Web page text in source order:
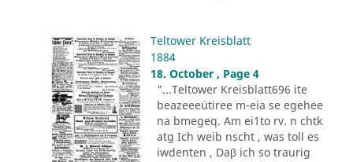
Teltower Kreisblatt
1884
18. October , Page 4
"...Teltower Kreisblatt696 ite
beazeeeütiree m-eia se egehee
na bmegeq. Am ei1to rv. n chtk
atg Ich weib nscht , was toll es
iwdenten , Daβ ich so traurig